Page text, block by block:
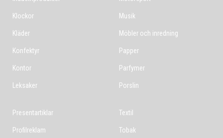
Klockor
Kläder
Konfektyr
Kontor
Leksaker
Musik
Möbler och inredning
Papper
Parfymer
Porslin
Presentartiklar
Profilreklam
Textil
Tobak